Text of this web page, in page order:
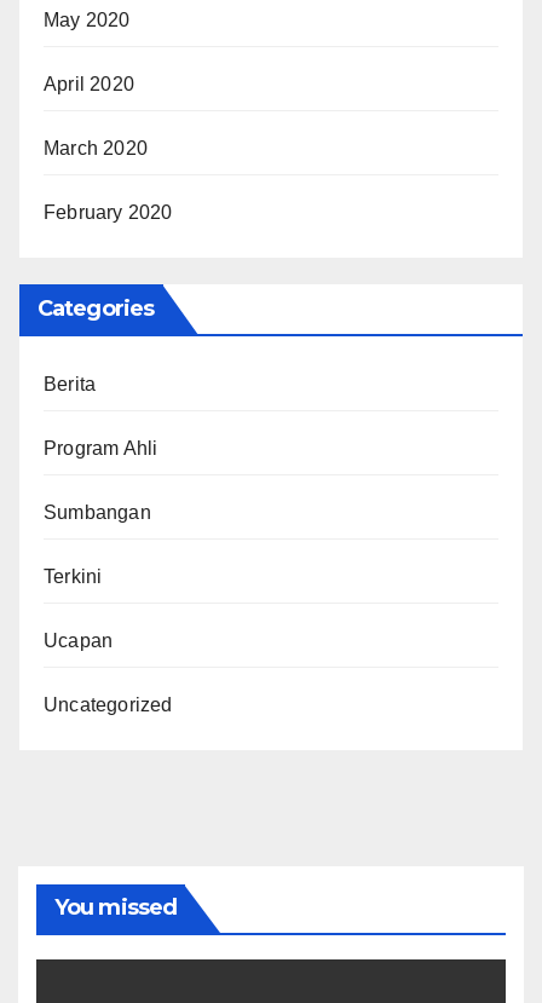
May 2020
April 2020
March 2020
February 2020
Categories
Berita
Program Ahli
Sumbangan
Terkini
Ucapan
Uncategorized
You missed